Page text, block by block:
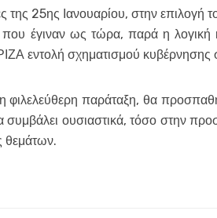
της 25ης Ιανουαρίου, στην
που έγιναν ως τώρα, παρά η
εντολή σχηματισμού κυβέρνησης
παράταξη, θα
ουσιαστικά, τόσο στην
θεμάτων.